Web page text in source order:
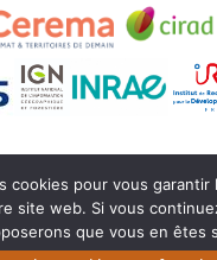
-SEDOO (Service de
cookies pour vous garantir
site web. Si vous
que vous en êtes